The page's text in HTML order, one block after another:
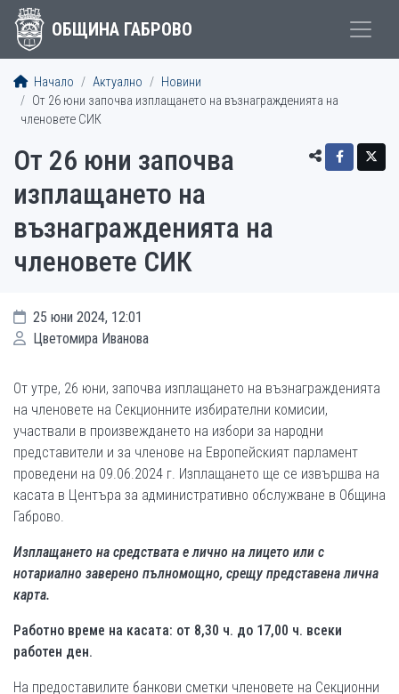
ОБЩИНА ГАБРОВО
Начало Актуално
Новини
От 26 юни започва изплащането на възнагражденията на
членовете СИК
От 26 юни започва
изплащането на
възнагражденията на
членовете СИК
25 юни 2024, 12:01
Цветомира Иванова
От утре, 26 юни, започва изплащането на възнагражденията
на членовете на Секционните избирателни комисии,
участвали в произвеждането на избори за народни
представители и за членове на Европейският парламент
проведени на 09.06.2024 г. Изплащането ще се извършва на
касата в Центъра за административно обслужване в Община
Габрово.
Изплащането на средствата е лично на лицето или с
нотариално заверено пълномощно, срещу представена лична
карта.
Работно време на касата: от 8,30 ч. до 17,00 ч. всеки
работен ден.
На предоставилите банкови сметки членовете на Секционни